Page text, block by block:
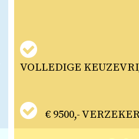
VOLLEDIGE
€ 9500,-